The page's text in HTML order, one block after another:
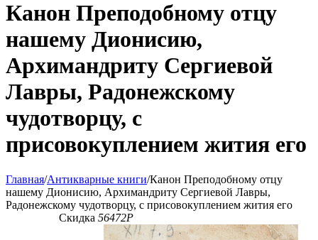
Канон Преподобному отцу
нашему Дионисию,
Архимандриту Сергиевой
Лавры, Радонежскому
чудотворцу, с
присовокуплением жития его
Главная/Антикварные книги/Канон Преподобному отцу
нашему Дионисию, Архимандриту Сергиевой Лавры,
Радонежскому чудотворцу, с присовокуплением жития его
Скидка 56472Р